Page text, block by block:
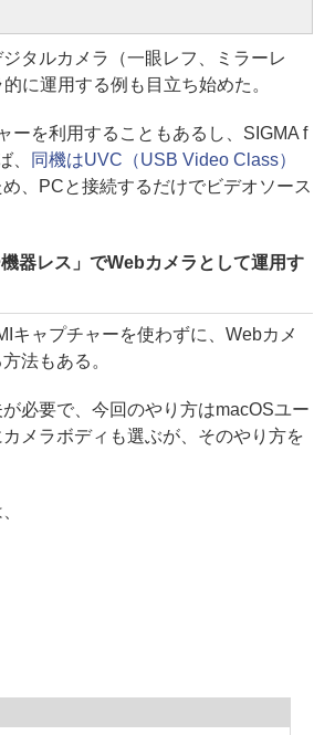
タルカメラ（一眼レフ、ミラーレ
に運用する例も目立ち始めた。
ーを利用することもあるし、SIGMA f
、
同機はUVC（USB Video Class）
め、PCと接続するだけでビデオソース
機器レス」でWebカメラとして運用す
キャプチャーを使わずに、Webカメ
法もある。
必要で、今回のやり方はmacOSユー
メラボディも選ぶが、そのやり方を